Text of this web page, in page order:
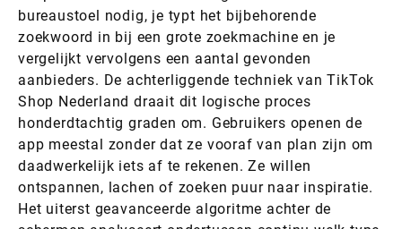
bureaustoel nodig, je typt het bijbehorende
zoekwoord in bij een grote zoekmachine en je
vergelijkt vervolgens een aantal gevonden
aanbieders. De achterliggende techniek van TikTok
Shop Nederland draait dit logische proces
honderdtachtig graden om. Gebruikers openen de
app meestal zonder dat ze vooraf van plan zijn om
daadwerkelijk iets af te rekenen. Ze willen
ontspannen, lachen of zoeken puur naar inspiratie.
Het uiterst geavanceerde algoritme achter de